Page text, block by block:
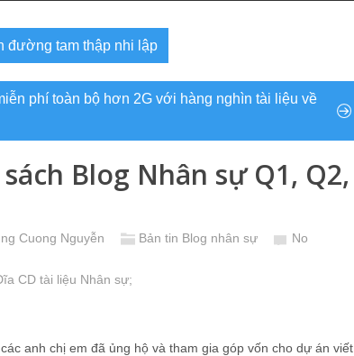
đường tam thập nhi lập
phí toàn bộ hơn 2G với hàng nghìn tài liệu về
Blog Nhân sự Q1, Q2,
Cuong Nguyễn Bản tin Blog nhân sự
No
CD tài liệu Nhân sự;
anh chị em đã ủng hộ và tham gia góp vốn cho dự án viết